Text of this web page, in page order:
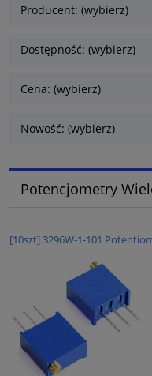
Producent: (wybierz)
Dostępność: (wybierz)
Cena: (wybierz)
Nowość: (wybierz)
Potencjometry
[10szt] 3296W-1-101